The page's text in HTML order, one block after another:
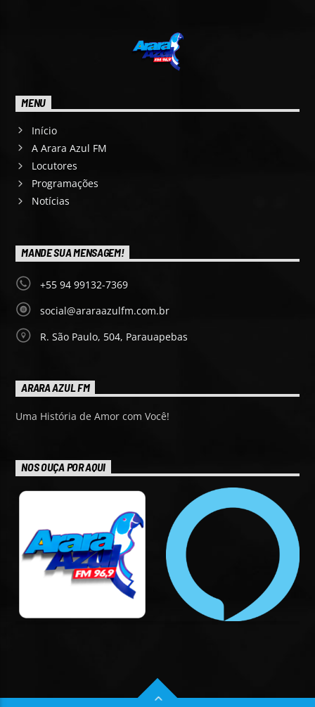
MENU
Início
A Arara Azul FM
Locutores
Programações
Notícias
MANDE SUA MENSAGEM!
+55 94 99132-7369
social@araraazulfm.com.br
R. São Paulo, 504, Parauapebas
ARARA AZUL FM
Uma História de Amor com Você!
NOS OUÇA POR AQUI